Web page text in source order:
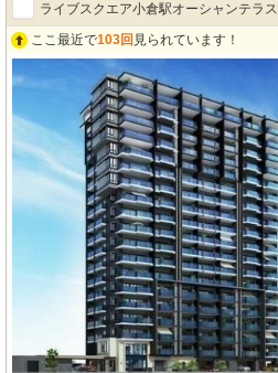
ライブスクエア小倉駅オーシャンテラス
ここ最近で103回 見られています！